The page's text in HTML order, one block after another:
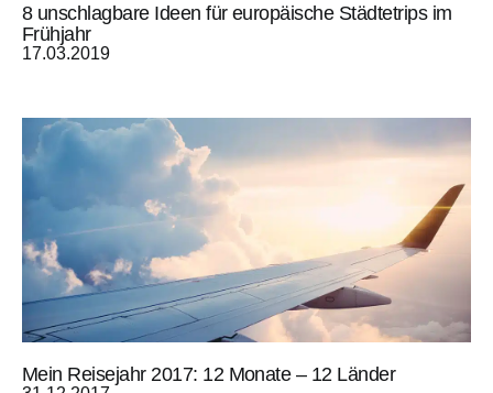
8 unschlagbare Ideen für europäische Städtetrips im
Frühjahr
17.03.2019
Mein Reisejahr 2017: 12 Monate – 12 Länder